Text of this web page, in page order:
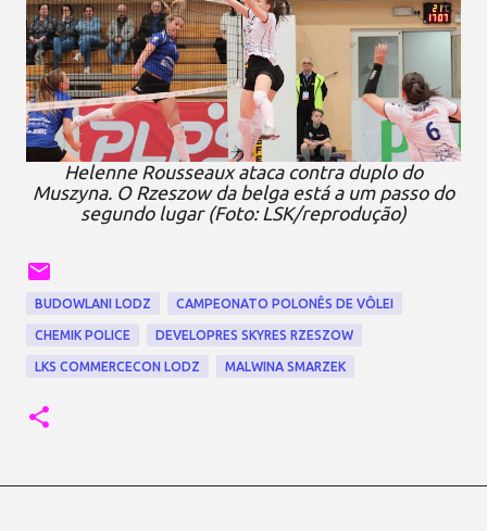
Helenne Rousseaux ataca contra duplo do
Muszyna. O Rzeszow da belga está a um passo do
segundo lugar (Foto: LSK/reprodução)
BUDOWLANI LODZ CAMPEONATO POLONÊS DE VÔLEI
CHEMIK POLICE DEVELOPRES SKYRES RZESZOW
LKS COMMERCECON LODZ MALWINA SMARZEK